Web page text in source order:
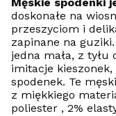
doskonałe na
przeszyciom i
zapinane na
jedna mała, z
imitacje
spodenek. Te
z miękkiego
poliester , 2%